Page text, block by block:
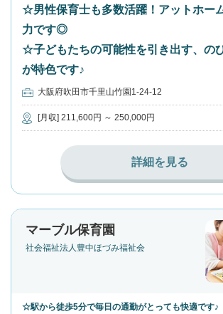
☆男性保育士も多数活躍！アットホー
力です◎
☆子どもたちの可能性を引き出す、の
が特色です♪
大阪府吹田市千里山竹園1-24-12
[月収] 211,600円 ～ 250,000円
詳細を見る
マーブル保育園
社会福祉法人豊中ほづみ福祉会
☆駅から徒歩5分で毎日の通勤がとっても快適です♪